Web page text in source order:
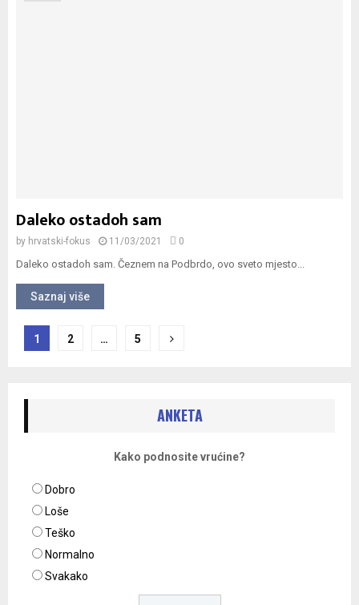
Daleko ostadoh sam
by hrvatski-fokus 11/03/2021 0
Daleko ostadoh sam. Čeznem na Podbrdo, ovo sveto mjesto...
Saznaj više
Navigacija
1 2 … 5
ANKETA
Kako podnosite vrućine?
Dobro
Loše
Teško
Normalno
Svakako